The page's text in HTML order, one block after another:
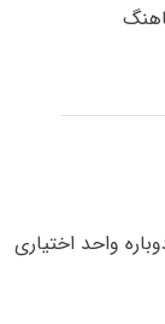
واحد اختیاری